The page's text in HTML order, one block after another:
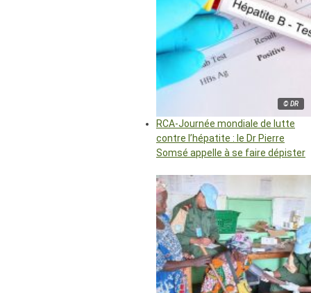
© DR
RCA-Journée mondiale de lutte
contre l’hépatite : le Dr Pierre
Somsé appelle à se faire dépister